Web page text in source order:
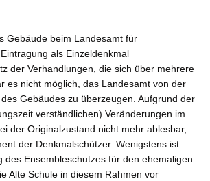
Gebäude beim Landesamt für
als Einzeldenkmal
der Verhandlungen, die sich über mehrere
es nicht möglich, das Landesamt von der
Gebäudes zu überzeugen. Aufgrund der
verständlichen) Veränderungen im
der Originalzustand nicht mehr ablesbar,
der Denkmalschützer. Wenigstens ist
des Ensembleschutzes für den ehemaligen
Alte Schule in diesem Rahmen vor